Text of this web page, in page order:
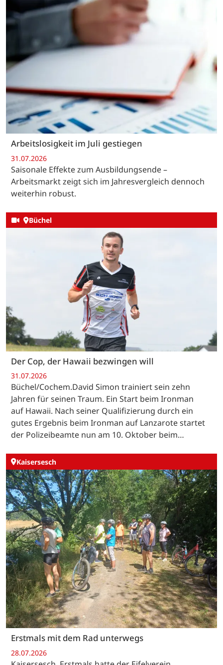
Arbeitslosigkeit im Juli gestiegen
31.07.2026
Saisonale Effekte zum Ausbildungsende –
Arbeitsmarkt zeigt sich im Jahresvergleich dennoch
weiterhin robust.
Büchel
Der Cop, der Hawaii bezwingen will
31.07.2026
Büchel/Cochem.David Simon trainiert sein zehn
Jahren für seinen Traum. Ein Start beim Ironman
auf Hawaii. Nach seiner Qualifizierung durch ein
gutes Ergebnis beim Ironman auf Lanzarote startet
der Polizeibeamte nun am 10. Oktober beim…
Kaisersesch
Erstmals mit dem Rad unterwegs
28.07.2026